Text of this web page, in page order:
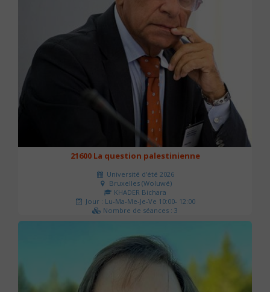
21600 La question palestinienne
Université d'été 2026
Bruxelles (Woluwé)
KHADER Bichara
Jour : Lu-Ma-Me-Je-Ve 10:00- 12:00
Nombre de séances : 3
63 €